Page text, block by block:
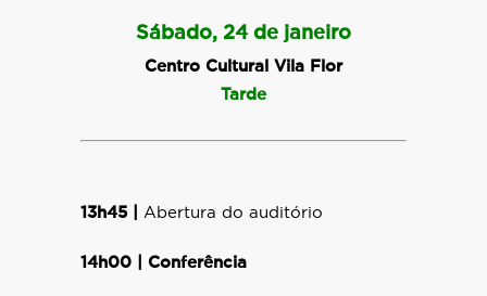
Sábado, 24 de janeiro
Centro Cultural Vila Flor
Tarde
13h45 | Abertura do auditório
14h00 | Conferência